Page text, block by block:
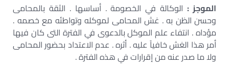
الموجز :الوكالة في الخصومة . أساسها . الثقة بالمحامى
وحسن الظن به . غش المحامى لموكله وتواطئه مع خصمه .
مؤداه . انتفاء علم الموكل بالدعوى في الفترة التى كان فيها
أمر هذا الغش خافياً عليه . أثره . عدم الاعتداد بحضور المحامى
ولا ما صدر عنه من إقرارات في هذه الفترة .